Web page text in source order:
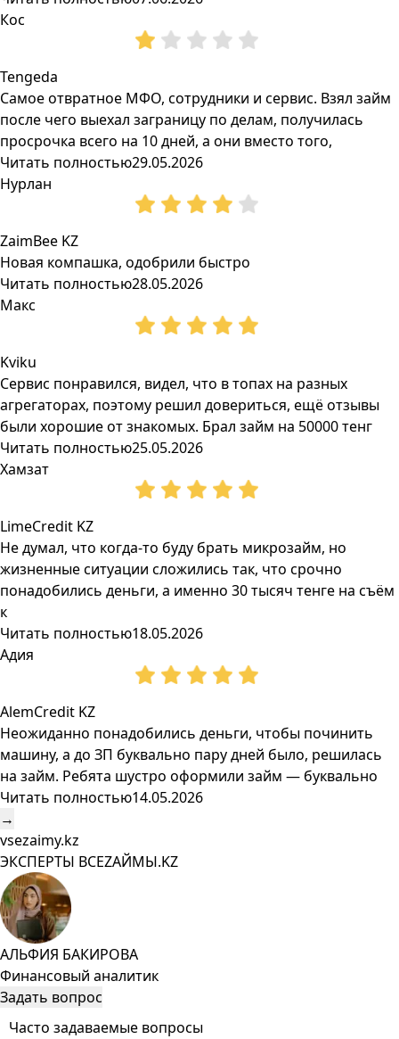
Кос
Tengeda
Самое отвратное МФО, сотрудники и сервис. Взял займ
после чего выехал заграницу по делам, получилась
просрочка всего на 10 дней, а они вместо того,
Читать полностью29.05.2026
Нурлан
ZaimBee KZ
Новая компашка, одобрили быстро
Читать полностью28.05.2026
Макс
Kviku
Сервис понравился, видел, что в топах на разных
агрегаторах, поэтому решил довериться, ещё отзывы
были хорошие от знакомых. Брал займ на 50000 тенг
Читать полностью25.05.2026
Хамзат
LimeCredit KZ
Не думал, что когда-то буду брать микрозайм, но
жизненные ситуации сложились так, что срочно
понадобились деньги, а именно 30 тысяч тенге на съём
к
Читать полностью18.05.2026
Адия
AlemCredit KZ
Неожиданно понадобились деньги, чтобы починить
машину, а до ЗП буквально пару дней было, решилась
на займ. Ребята шустро оформили займ — буквально
Читать полностью14.05.2026
→
vsezaimy.kz
ЭКСПЕРТЫ ВСЕZAЙМЫ.KZ
АЛЬФИЯ БАКИРОВА
Финансовый аналитик
Задать вопрос
Часто задаваемые вопросы